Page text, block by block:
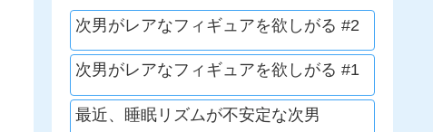
次男がレアなフィギュアを欲しがる #2
次男がレアなフィギュアを欲しがる #1
最近、睡眠リズムが不安定な次男